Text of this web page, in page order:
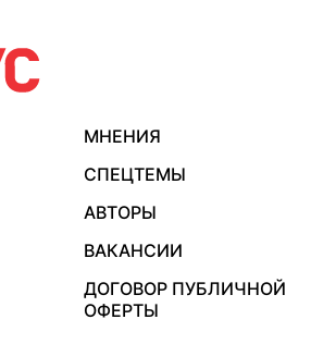
МНЕНИЯ
СПЕЦТЕМЫ
АВТОРЫ
ВАКАНСИИ
ДОГОВОР ПУБЛИЧНОЙ
ОФЕРТЫ